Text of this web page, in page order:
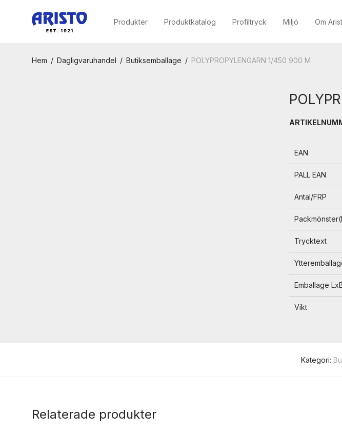
Produkter Produktkatalog Profiltryck Miljö Om
Hem / Dagligvaruhandel / Butiksemballage / POLYPROPYLENGARN 1/450 900 M
EAN
PALL EAN
Antal/FRP
Trycktext
Emballage
Vikt
Kategori:
Relaterade produkter